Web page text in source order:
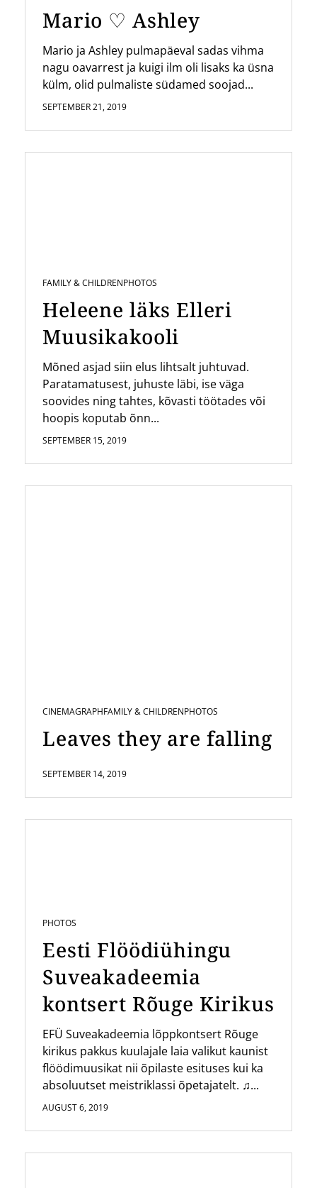
Mario ♡ Ashley
Mario ja Ashley pulmapäeval sadas vihma
nagu oavarrest ja kuigi ilm oli lisaks ka üsna
külm, olid pulmaliste südamed soojad...
SEPTEMBER 21, 2019
FAMILY & CHILDRENPHOTOS
Heleene läks Elleri
Muusikakooli
Mõned asjad siin elus lihtsalt juhtuvad.
Paratamatusest, juhuste läbi, ise väga
soovides ning tahtes, kõvasti töötades või
hoopis koputab õnn...
SEPTEMBER 15, 2019
CINEMAGRAPHFAMILY & CHILDRENPHOTOS
Leaves they are falling
SEPTEMBER 14, 2019
PHOTOS
Eesti Flöödiühingu
Suveakadeemia
kontsert Rõuge Kirikus
EFÜ Suveakadeemia lõppkontsert Rõuge
kirikus pakkus kuulajale laia valikut kaunist
flöödimuusikat nii õpilaste esituses kui ka
absoluutset meistriklassi õpetajatelt. ♫...
AUGUST 6, 2019